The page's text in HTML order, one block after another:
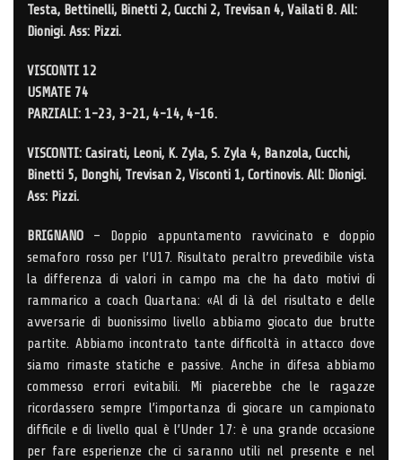
Testa, Bettinelli, Binetti 2, Cucchi 2, Trevisan 4, Vailati 8. All:
Dionigi. Ass: Pizzi.
VISCONTI 12
USMATE 74
PARZIALI: 1-23, 3-21, 4-14, 4-16.
VISCONTI: Casirati, Leoni, K. Zyla, S. Zyla 4, Banzola, Cucchi,
Binetti 5, Donghi, Trevisan 2, Visconti 1, Cortinovis. All: Dionigi.
Ass: Pizzi.
BRIGNANO – Doppio appuntamento ravvicinato e doppio
semaforo rosso per l’U17. Risultato peraltro prevedibile vista
la differenza di valori in campo ma che ha dato motivi di
rammarico a coach Quartana: «Al di là del risultato e delle
avversarie di buonissimo livello abbiamo giocato due brutte
partite. Abbiamo incontrato tante difficoltà in attacco dove
siamo rimaste statiche e passive. Anche in difesa abbiamo
commesso errori evitabili. Mi piacerebbe che le ragazze
ricordassero sempre l’importanza di giocare un campionato
difficile e di livello qual è l’Under 17: è una grande occasione
per fare esperienze che ci saranno utili nel presente e nel